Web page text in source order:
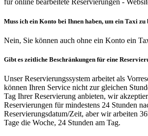
für online bearbeitete Reservierungen -
Muss ich ein Konto bei Ihnen haben, um ein Taxi zu
Nein, Sie können auch ohne ein Konto ein
Gibt es zeitliche Beschränkungen für eine
Unser Reservierungssystem arbeitet als
können Ihren Service nicht zur gleichen
Tag Ihrer Reservierung anbieten, wir
Reservierungen für mindestens 24 Stunden
Reservierungsdatum/Zeit, aber wir arbeiten
Tage die Woche, 24 Stunden am Tag.